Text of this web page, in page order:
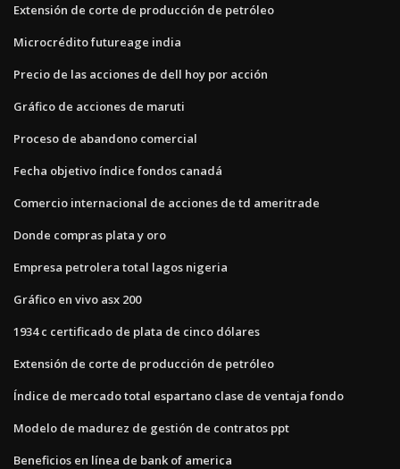
Extensión de corte de producción de petróleo
Microcrédito futureage india
Precio de las acciones de dell hoy por acción
Gráfico de acciones de maruti
Proceso de abandono comercial
Fecha objetivo índice fondos canadá
Comercio internacional de acciones de td ameritrade
Donde compras plata y oro
Empresa petrolera total lagos nigeria
Gráfico en vivo asx 200
1934 c certificado de plata de cinco dólares
Extensión de corte de producción de petróleo
Índice de mercado total espartano clase de ventaja fondo
Modelo de madurez de gestión de contratos ppt
Beneficios en línea de bank of america